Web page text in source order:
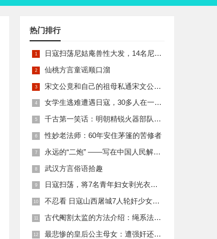
热门排行
日寇扫荡尼姑庵兽性大发，14名尼姑遭玷污后集体自焚
仙桃方言童谣顺口溜
宋文公竟和自己的祖母私通宋文公是如何死的
女学生逃难遭遇日寇，30多人在一所小校里被集体奸淫
千古第一笑话：明朝精锐火器部队亡于一只'鸡'
性妙老法师：60年安住茅篷的苦修者
永远的“二炮” ——写在中国人民解放军火箭军组建之际
武汉方言俗语拾趣
日寇扫荡，将7名青年妇女剥光衣裤在庙前糟蹋
不忍看 日寇山西屠城7人轮奸少女后揪双腿活活分尸
古代阉割太监的方法介绍：绳系法与揉捏法
最悲惨的皇后公主母女：遭强奸还被卖为奴